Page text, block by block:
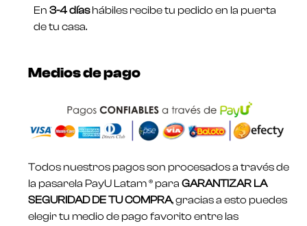
En3-4 díashábiles recibe tu pedido en la puerta
de tu casa.
Medios de pago
Todos nuestros pagos son procesados a través de
la pasarela PayU Latam ® para GARANTIZAR LA
SEGURIDAD DE TU COMPRA, gracias a esto puedes
elegir tu medio de pago favorito entre las